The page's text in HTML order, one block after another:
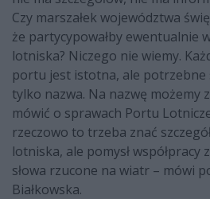
Czy marszałek województwa
że partycypowałby ewentualnie
lotniska? Niczego nie wiemy.
portu jest istotna, ale potrzebne
tylko nazwa. Na nazwę możemy
mówić o sprawach Portu
rzeczowo to trzeba znać
lotniska, ale pomysł współpracy
słowa rzucone na wiatr – mówi
Białkowska.